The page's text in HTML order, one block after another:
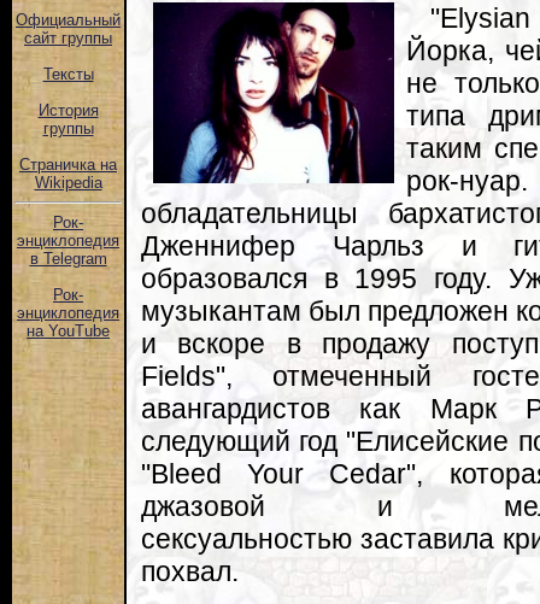
Официальный
сайт группы
Тексты
История
группы
Страничка на
Wikipedia
Рок-
энциклопедия
в Telegram
Рок-
энциклопедия
на YouTube
Йорка,
не
типа
таким
рок-
обладательницы
Дженнифер Чарльз и
образовался в 1995 году.
музыкантам был предложен
и вскоре в продажу
Fields", отмеченный
авангардистов как
следующий год "Елисейские
"Bleed Your Cedar",
джазовой и
сексуальностью заставила
похвал.